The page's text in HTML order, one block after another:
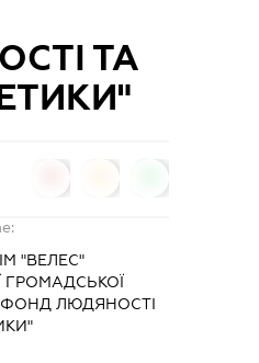
ТА
"ВЕЛЕС"
ГРОМАДСЬКОЇ
"ФОНД ЛЮДЯНОСТІ